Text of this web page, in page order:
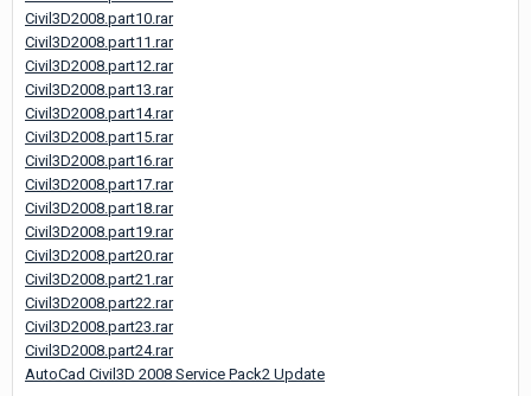
Civil3D2008.part10.rar
Civil3D2008.part11.rar
Civil3D2008.part12.rar
Civil3D2008.part13.rar
Civil3D2008.part14.rar
Civil3D2008.part15.rar
Civil3D2008.part16.rar
Civil3D2008.part17.rar
Civil3D2008.part18.rar
Civil3D2008.part19.rar
Civil3D2008.part20.rar
Civil3D2008.part21.rar
Civil3D2008.part22.rar
Civil3D2008.part23.rar
Civil3D2008.part24.rar
AutoCad Civil3D 2008 Service Pack2 Update